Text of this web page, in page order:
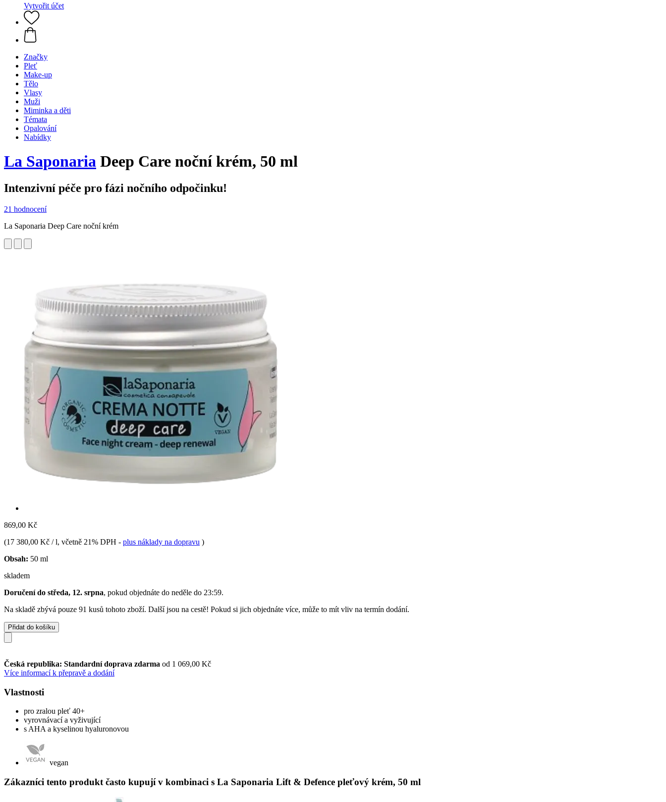
Vytvořit účet
Značky
Pleť
Make-up
Tělo
Vlasy
Muži
Miminka a děti
Témata
Opalování
Nabídky
La Saponaria Deep Care noční krém, 50 ml
Intenzivní péče pro fázi nočního odpočinku!
21 hodnocení
La Saponaria Deep Care noční krém
869,00 Kč
(17 380,00 Kč / l, včetně 21% DPH - plus náklady na dopravu )
Obsah: 50 ml
skladem
Doručení do středa, 12. srpna, pokud objednáte do neděle do 23:59.
Na skladě zbývá pouze 91 kusů tohoto zboží. Další jsou na cestě! Pokud si jich objednáte více, může to mít vliv na termín dodání.
Přidat do košíku
Česká republika: Standardní doprava zdarma od 1 069,00 Kč
Více informací k přepravě a dodání
Vlastnosti
pro zralou pleť 40+
vyrovnávací a vyživující
s AHA a kyselinou hyaluronovou
vegan
Zákazníci tento produkt často kupují v kombinaci s La Saponaria Lift & Defence pleťový krém, 50 ml